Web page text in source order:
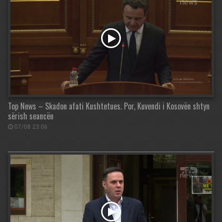
Top News – Skadon afati Kushtetues. Por, Kuvendi i Kosovën shtyn
sërish seancën
07/08 23:06